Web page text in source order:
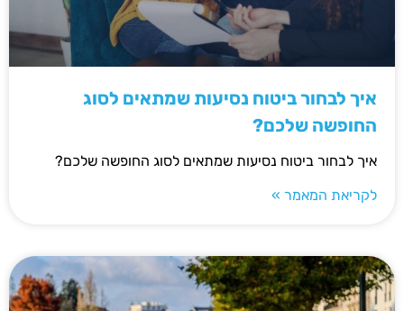
איך לבחור ביטוח נסיעות שמתאים לסוג
החופשה שלכם?
איך לבחור ביטוח נסיעות שמתאים לסוג החופשה שלכם?
לקריאת המאמר »